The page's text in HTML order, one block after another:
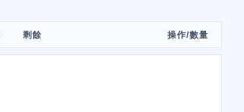
剩餘 操作/數量